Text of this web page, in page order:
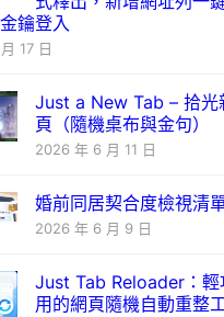
鑰登入
17 日
Just a New Tab – 拾光
頁（隨機桌布與金句）
2026 年 6 月 11 日
婚前同居契合度檢視清
2026 年 6 月 9 日
Just Tab Reloader：輕
用的網頁隨機自動重整